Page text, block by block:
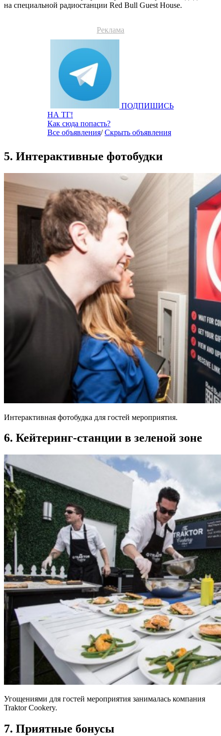
на специальной радиостанции Red Bull Guest House.
Реклама
ПОДПИШИСЬ
НА ТГ!
Как сюда попасть?
Все объявления/Скрыть объявления
5. Интерактивные фотобудки
Интерактивная фотобудка для гостей мероприятия.
6. Кейтеринг-станции в зеленой зоне
Угощениями для гостей мероприятия занималась компания
Traktor Cookery.
7. Приятные бонусы